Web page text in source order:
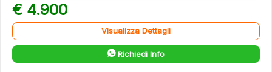
€ 4.900
Visualizza Dettagli
Richiedi Info